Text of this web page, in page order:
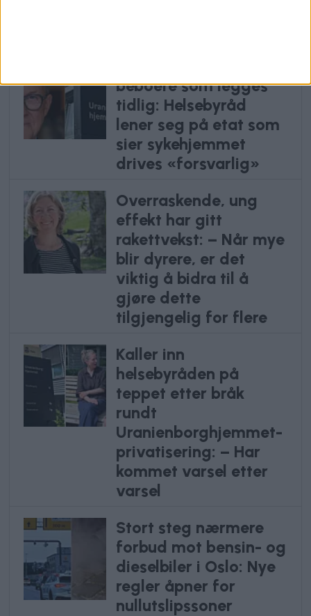
beboere som legges
tidlig: Helsebyråd
lener seg på etat som
sier sykehjemmet
drives «forsvarlig»
Overraskende, ung
effekt har gitt
rakettvekst: – Når mye
blir dyrere, er det
viktig å bidra til å
gjøre dette
tilgjengelig for flere
Kaller inn
helsebyråden på
teppet etter bråk
rundt
Uranienborghjemmet-
privatisering: – Har
kommet varsel etter
varsel
Stort steg nærmere
forbud mot bensin- og
dieselbiler i Oslo: Nye
regler åpner for
nullutslipssoner